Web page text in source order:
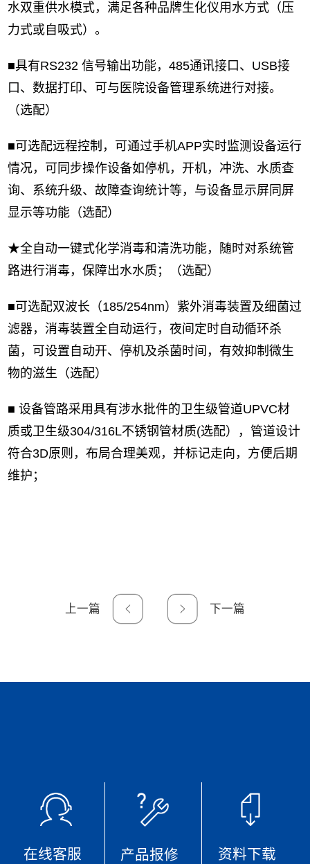
水双重供水模式，满足各种品牌生化仪用水方式（压
力式或自吸式）。
■具有RS232 信号输出功能，485通讯接口、USB接
口、数据打印、可与医院设备管理系统进行对接。
（选配）
■可选配远程控制，可通过手机APP实时监测设备运行
情况，可同步操作设备如停机，开机，冲洗、水质查
询、系统升级、故障查询统计等，与设备显示屏同屏
显示等功能（选配）
★全自动一键式化学消毒和清洗功能，随时对系统管
路进行消毒，保障出水水质；（选配）
■可选配双波长（185/254nm）紫外消毒装置及细菌过
滤器，消毒装置全自动运行，夜间定时自动循环杀
菌，可设置自动开、停机及杀菌时间，有效抑制微生
物的滋生（选配）
■ 设备管路采用具有涉水批件的卫生级管道UPVC材
质或卫生级304/316L不锈钢管材质(选配），管道设计
符合3D原则，布局合理美观，并标记走向，方便后期
维护；
上一篇 下一篇
在线客服 产品报修 资料下载